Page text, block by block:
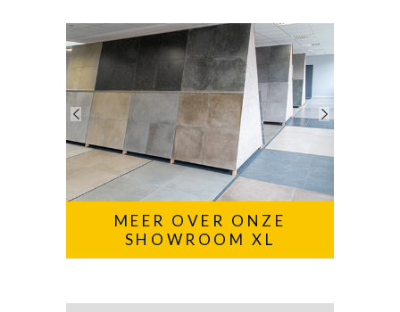
MEER OVER ONZE
SHOWROOM XL